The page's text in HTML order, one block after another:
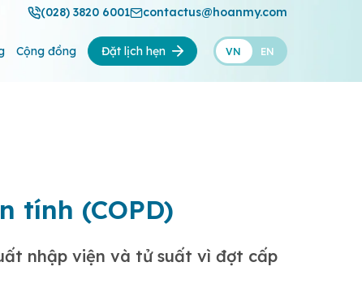
(028) 3820 6001 contactus@hoanmy.com
Cộng đồng Đặt lịch hẹn VN EN
tính (COPD)
nhập viện và tử suất vì đợt cấp